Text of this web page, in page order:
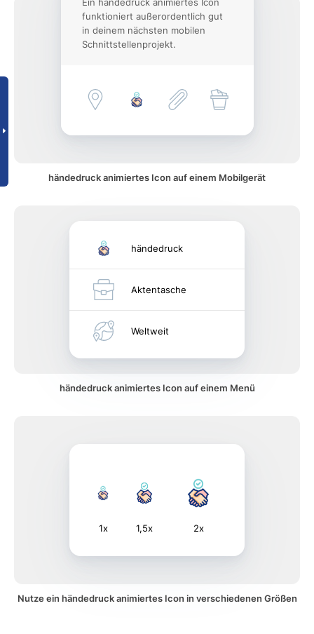
funktioniert außerordentlich gut
in deinem nächsten mobilen
Schnittstellenprojekt.
händedruck animiertes Icon auf einem Mobilgerät
händedruck
Aktentasche
Weltweit
händedruck animiertes Icon auf einem Menü
1x 1,5x 2x
Nutze ein händedruck animiertes Icon in verschiedenen Größen